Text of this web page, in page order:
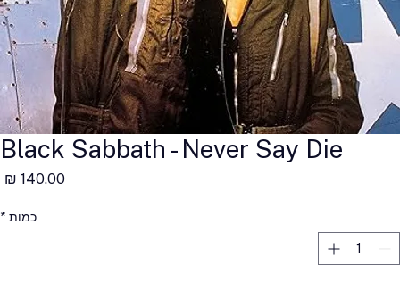
Black Sabbath - Never Say Die
כמות *